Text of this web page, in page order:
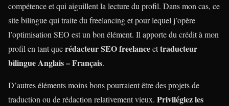
compétence et qui aiguillent la lecture du profil. Dans mon cas, ce
site bilingue qui traite du freelancing et pour lequel j’opère
l’optimisation SEO est un bon élément. Il apporte du crédit à mon
profil en tant querédacteur SEO freelanceettraducteur
bilingue Anglais – Français.
D’autres éléments moins bons pourraient être des projets de
traduction ou de rédaction relativement vieux. Privilégiez les